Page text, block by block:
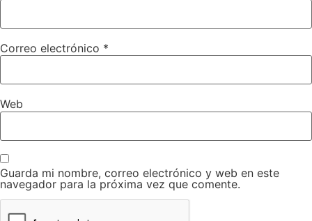
Correo electrónico *
Web
Guarda mi nombre, correo electrónico y web en este
navegador para la próxima vez que comente.